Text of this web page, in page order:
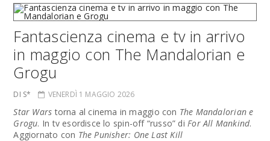
Fantascienza cinema e tv in arrivo
in maggio con The Mandalorian e
Grogu
DI S* VENERDÌ 1 MAGGIO 2026
Star Wars torna al cinema in maggio con The Mandalorian e
Grogu. In tv esordisce lo spin-off “russo” diFor All Mankind.
Aggiornato con The Punisher: One Last Kill